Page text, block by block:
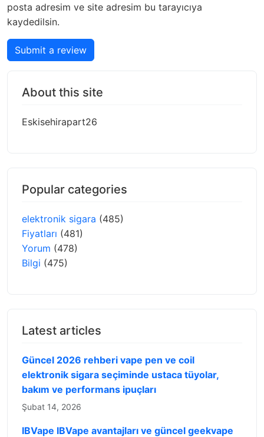
posta adresim ve site adresim bu tarayıcıya
kaydedilsin.
Submit a review
About this site
Eskisehirapart26
Popular categories
elektronik sigara (485)
Fiyatları (481)
Yorum (478)
Bilgi (475)
Latest articles
Güncel 2026 rehberi vape pen ve coil
elektronik sigara seçiminde ustaca tüyolar,
bakım ve performans ipuçları
Şubat 14, 2026
IBVape IBVape avantajları ve güncel geekvape